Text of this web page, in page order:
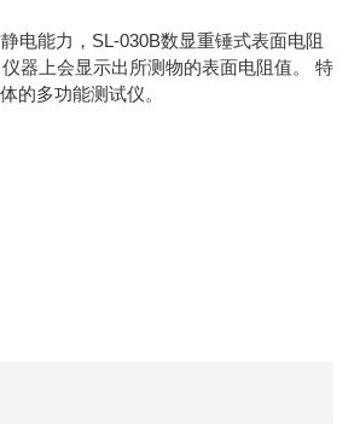
电能力，SL-030B数显重锤式表面电阻
器上会显示出所测物的表面电阻值。 特
的多功能测试仪。